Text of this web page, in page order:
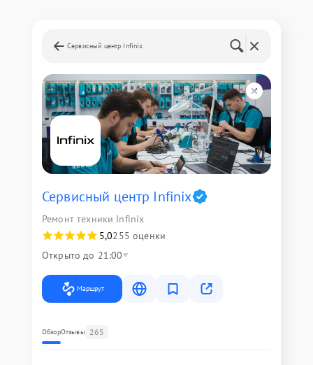
Сервисный центр Infinix
Сервисный центр Infinix
Ремонт техники Infinix
5,0255 оценки
Открыто до 21:00
Маршрут
ОбзорОтзывы 265